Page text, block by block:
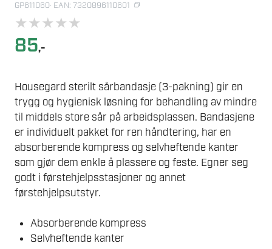
GP611060· EAN: 7320896110601
★★★★★
85,-
Housegard sterilt sårbandasje (3-pakning) gir en
trygg og hygienisk løsning for behandling av mindre
til middels store sår på arbeidsplassen. Bandasjene
er individuelt pakket for ren håndtering, har en
absorberende kompress og selvheftende kanter
som gjør dem enkle å plassere og feste. Egner seg
godt i førstehjelpsstasjoner og annet
førstehjelpsutstyr.
Absorberende kompress
Selvheftende kanter